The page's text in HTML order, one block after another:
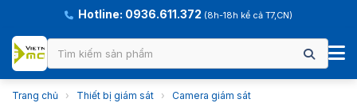
Hotline: 0936.611.372 (8h-18h kể cả T7,CN)
Trang chủ › Thiết bị giám sát › Camera giám sát